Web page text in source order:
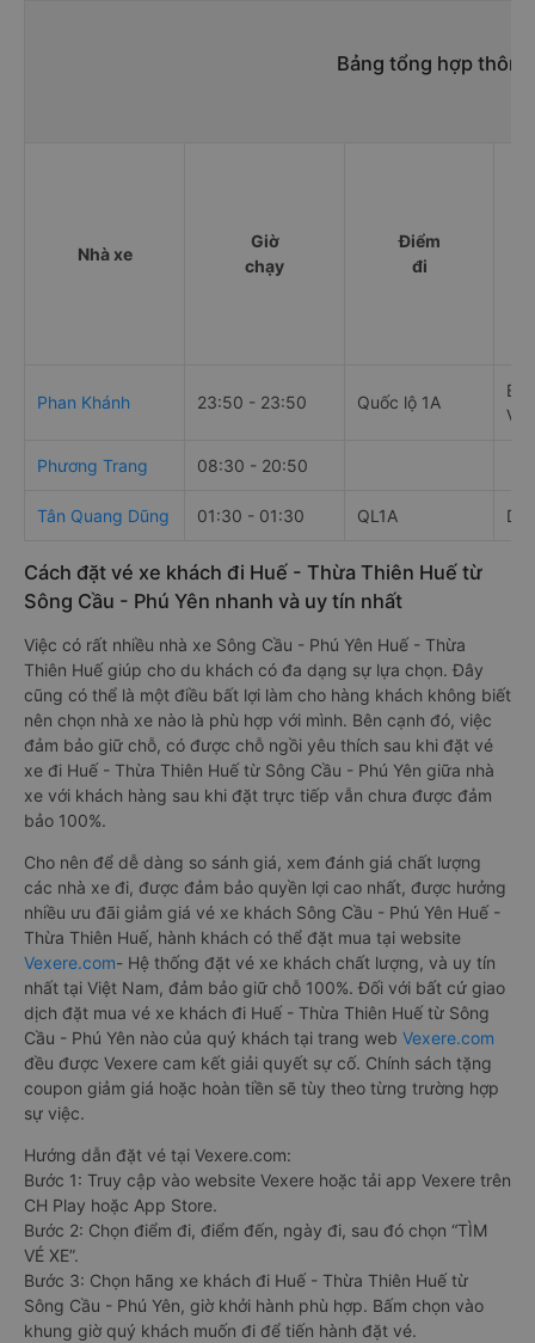
Bảng tổng hợp
Nhà xe
Giờ
chạy
Điểm
đi
Phan Khánh 23:50 - 23:50 Quốc lộ 1A
Phương Trang 08:30 - 20:50
Tân Quang Dũng 01:30 - 01:30 QL1A
Cách đặt vé xe khách đi Huế - Thừa Thiên Huế từ
Sông Cầu - Phú Yên nhanh và uy tín nhất
Việc có rất nhiều nhà xe Sông Cầu - Phú Yên Huế - Thừa
Thiên Huế giúp cho du khách có đa dạng sự lựa chọn. Đây
cũng có thể là một điều bất lợi làm cho hàng khách không biết
nên chọn nhà xe nào là phù hợp với mình. Bên cạnh đó, việc
đảm bảo giữ chỗ, có được chỗ ngồi yêu thích sau khi đặt vé
xe đi Huế - Thừa Thiên Huế từ Sông Cầu - Phú Yên giữa nhà
xe với khách hàng sau khi đặt trực tiếp vẫn chưa được đảm
bảo 100%.
Cho nên để dễ dàng so sánh giá, xem đánh giá chất lượng
các nhà xe đi, được đảm bảo quyền lợi cao nhất, được hưởng
nhiều ưu đãi giảm giá vé xe khách Sông Cầu - Phú Yên Huế -
Thừa Thiên Huế, hành khách có thể đặt mua tại website
Vexere.com- Hệ thống đặt vé xe khách chất lượng, và uy tín
nhất tại Việt Nam, đảm bảo giữ chỗ 100%. Đối với bất cứ giao
dịch đặt mua vé xe khách đi Huế - Thừa Thiên Huế từ Sông
Cầu - Phú Yên nào của quý khách tại trang web Vexere.com
đều được Vexere cam kết giải quyết sự cố. Chính sách tặng
coupon giảm giá hoặc hoàn tiền sẽ tùy theo từng trường hợp
sự việc.
Hướng dẫn đặt vé tại Vexere.com:
Bước 1: Truy cập vào website Vexere hoặc tải app Vexere trên
CH Play hoặc App Store.
Bước 2: Chọn điểm đi, điểm đến, ngày đi, sau đó chọn “TÌM
VÉ XE”.
Bước 3: Chọn hãng xe khách đi Huế - Thừa Thiên Huế từ
Sông Cầu - Phú Yên, giờ khởi hành phù hợp. Bấm chọn vào
khung giờ quý khách muốn đi để tiến hành đặt vé.